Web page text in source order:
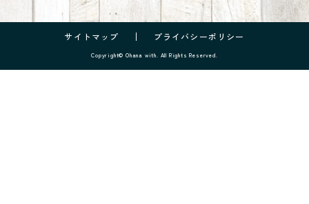
サイトマップ プライバシーポリシー
Copyright© Ohana with. All Rights Reserved.